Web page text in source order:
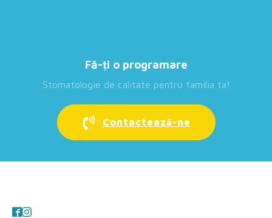
Fă-ți o programare
Stomatologie de calitate pentru familia ta!
Contactează-ne